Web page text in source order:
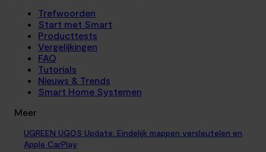
Trefwoorden
Start met Smart
Producttests
Vergelijkingen
FAQ
Tutorials
Nieuws & Trends
Smart Home Systemen
Meer
UGREEN UGOS Update: Eindelijk mappen versleutelen en
Apple CarPlay